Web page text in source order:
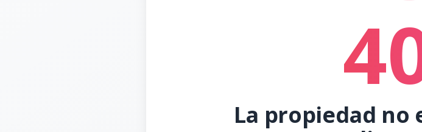
La propiedad no